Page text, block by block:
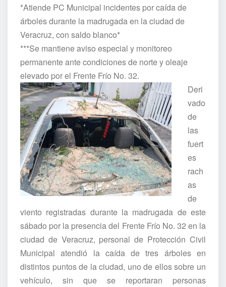
*Atiende PC Municipal incidentes por caída de
árboles durante la madrugada en la ciudad de
Veracruz, con saldo blanco*
***Se mantiene aviso especial y monitoreo
permanente ante condiciones de norte y oleaje
elevado por el Frente Frío No. 32.
Deri
vado
de
las
fuert
es
rach
as
de
viento registradas durante la madrugada de este
sábado por la presencia del Frente Frío No. 32 en la
ciudad de Veracruz, personal de Protección Civil
Municipal atendió la caída de tres árboles en
distintos puntos de la ciudad, uno de ellos sobre un
vehículo, sin que se reportaran personas